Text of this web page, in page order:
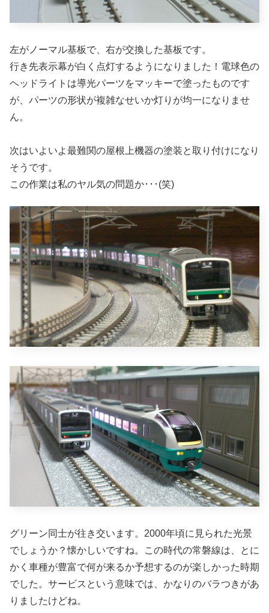
左がノーマル基板で、右が交換した基板です。
行き先表示幕が白く点灯するようになりました！電球色の
ヘッドライトは導光パーツをマッキーで塗ったものです
が、パーツの形状が複雑なせいか灯りが均一になりませ
ん。
次はいよいよ最難関の屋根上機器の塗装と取り付けになり
そうです。
この作業は私のヤル気の問題か･･･(笑)
グリーン同士が往き交います。2000年頃に見られた光景
でしょうか？懐かしいですね。この時代の常磐線は、とに
かく車種が豊富で何が来るか予想するのが楽しかった時期
でした。サービスという意味では、かなりのバラつきがあ
りましたけどね。